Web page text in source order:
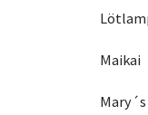
Maikai